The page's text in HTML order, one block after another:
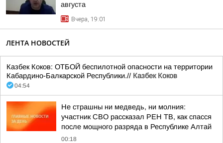
августа
Вчера, 19:01
ЛЕНТА НОВОСТЕЙ
Казбек Коков: ОТБОЙ беспилотной опасности на территории
Кабардино-Балкарской Республики.// Казбек Коков
04:54
Не страшны ни медведь, ни молния:
участник СВО рассказал РЕН ТВ, как спасся
после мощного разряда в Республике Алтай
00:18